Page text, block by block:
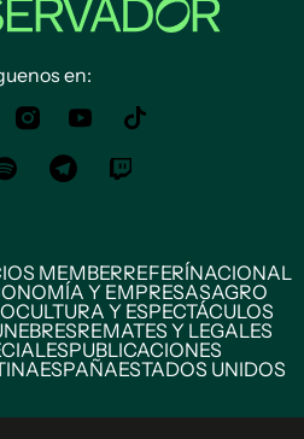
en:
MEMBERREFERÍNACIONAL
Y EMPRESASAGRO
CULTURA Y ESPECTÁCULOS
REMATES Y LEGALES
PUBLICACIONES
ESPAÑAESTADOS UNIDOS